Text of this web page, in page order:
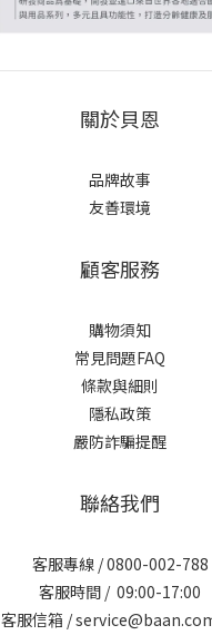
關於貝恩
品牌故事
友善環境
顧客服務
購物須知
常見問題FAQ
條款與細則
隱私政策
嚴防詐騙提醒
聯絡我們
客服專線 / 0800-002-788
客服時間 / 09:00-17:00
客服信箱 /